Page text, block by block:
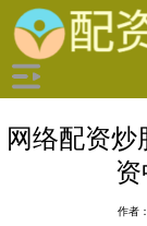
网络配资
作者